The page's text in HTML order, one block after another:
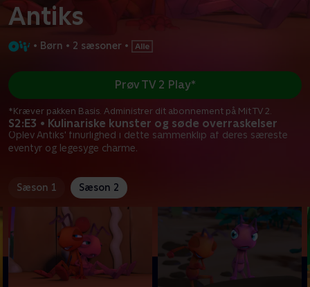
Antiks
• Børn • 2 sæsoner •
S2:E3 • Kulinariske kunster og søde overraskelser
Oplev Antiks' finurlighed i dette sammenklip af deres særeste
eventyr og legesyge charme.
Prøv TV 2 Play*
*Kræver pakken Basis. Administrer dit abonnement på Mit TV 2.
Sæson 1 Sæson 2